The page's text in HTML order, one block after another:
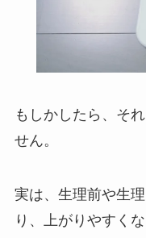
もしかしたら、そ
せん。
実は、生理前や生
り、上がりやすく